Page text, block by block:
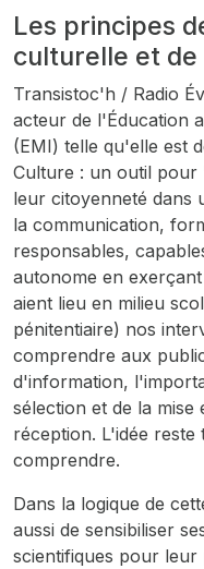
Les principes
culturelle et de
Transistoc'h / Radio
acteur de l'Éducation
(EMI) telle qu'elle est
Culture : un outil
leur citoyenneté dans
la communication,
responsables,
autonome en
aient lieu en milieu
pénitentiaire) nos
comprendre aux
d'information,
sélection et de la
réception. L'idée
comprendre.
Dans la logique de
aussi de sensibiliser
scientifiques pour